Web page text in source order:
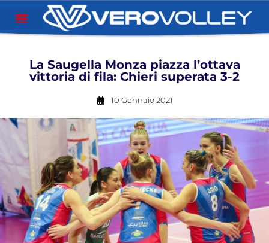
La Saugella Monza piazza l’ottava
vittoria di fila: Chieri superata 3-2
10 Gennaio 2021